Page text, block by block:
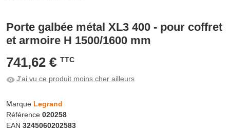
Porte galbée métal XL3 400 - pour coffret
et armoire H 1500/1600 mm
741,62 € TTC
J'ai vu ce produit moins cher ailleurs
Marque Legrand
Référence 020258
EAN 3245060202583